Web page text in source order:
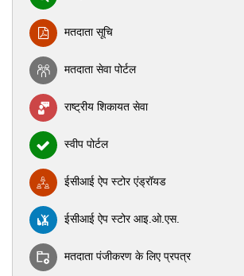
मतदाता सूचि
मतदाता सेवा पोर्टल
राष्ट्रीय शिकायत सेवा
स्वीप पोर्टल
ईसीआई ऐप स्टोर एंड्रॉयड
ईसीआई ऐप स्टोर आइ.ओ.एस.
मतदाता पंजीकरण के लिए प्रपत्र